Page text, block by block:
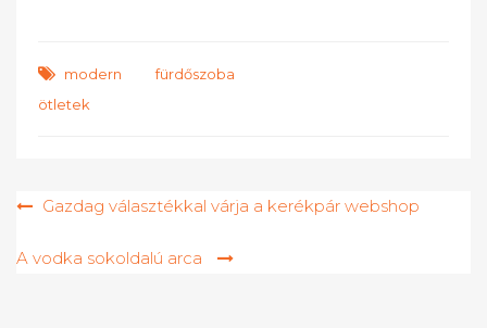
modern fürdőszoba
ötletek
Bejegyzés
Gazdag választékkal várja a kerékpár webshop
A vodka sokoldalú arca